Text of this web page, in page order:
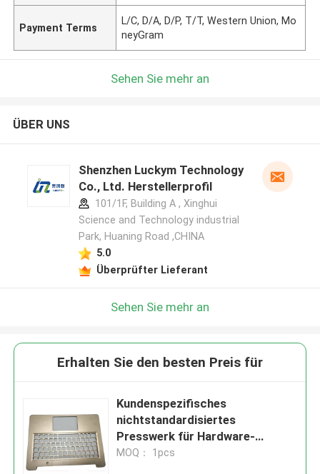
Payment Terms
L/C, D/A, D/P, T/T, Western Union, Mo
neyGram
Sehen Sie mehr an
ÜBER UNS
Shenzhen Luckym Technology
Co., Ltd. Herstellerprofil
101/1F, Building A , Xinghui
Science and Technology industrial
Park, Huaning Road ,CHINA
5.0
Überprüfter Lieferant
Sehen Sie mehr an
Erhalten Sie den besten Preis für
Kundenspezifisches
nichtstandardisiertes
Presswerk für Hardware-
Zusätze mit dem
MOQ： 1pcs